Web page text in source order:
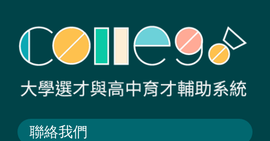
聯絡我們